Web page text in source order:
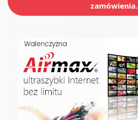
zamówienia.